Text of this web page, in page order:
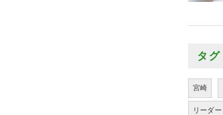
タグ
宮崎
リーダー